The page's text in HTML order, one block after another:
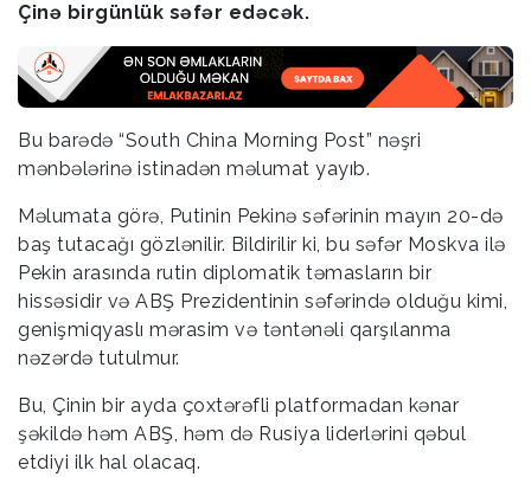
Çinə birgünlük səfər edəcək.
Bu barədə “South China Morning Post” nəşri
mənbələrinə istinadən məlumat yayıb.
Məlumata görə, Putinin Pekinə səfərinin mayın 20-də
baş tutacağı gözlənilir. Bildirilir ki, bu səfər Moskva ilə
Pekin arasında rutin diplomatik təmasların bir
hissəsidir və ABŞ Prezidentinin səfərində olduğu kimi,
genişmiqyaslı mərasim və təntənəli qarşılanma
nəzərdə tutulmur.
Bu, Çinin bir ayda çoxtərəfli platformadan kənar
şəkildə həm ABŞ, həm də Rusiya liderlərini qəbul
etdiyi ilk hal olacaq.